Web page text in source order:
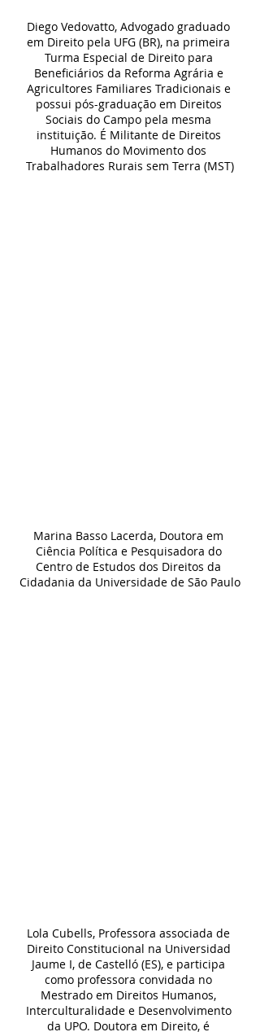
Diego Vedovatto, Advogado graduado
em Direito pela UFG (BR), na primeira
Turma Especial de Direito para
Beneficiários da Reforma Agrária e
Agricultores Familiares Tradicionais e
possui pós-graduação em Direitos
Sociais do Campo pela mesma
instituição. É Militante de Direitos
Humanos do Movimento dos
Trabalhadores Rurais sem Terra (MST)
Marina Basso Lacerda, Doutora em
Ciência Política e Pesquisadora do
Centro de Estudos dos Direitos da
Cidadania da Universidade de São Paulo
Lola Cubells, Professora associada de
Direito Constitucional na Universidad
Jaume I, de Castelló (ES), e participa
como professora convidada no
Mestrado em Direitos Humanos,
Interculturalidade e Desenvolvimento
da UPO. Doutora em Direito, é